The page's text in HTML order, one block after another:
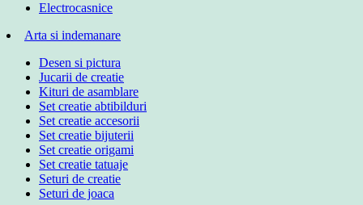
Electrocasnice
Arta si indemanare
Desen si pictura
Jucarii de creatie
Kituri de asamblare
Set creatie abtibilduri
Set creatie accesorii
Set creatie bijuterii
Set creatie origami
Set creatie tatuaje
Seturi de creatie
Seturi de joaca